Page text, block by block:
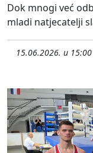
Dok mnogi već
mladi natjecatelji
15.06.2026. u 15:00